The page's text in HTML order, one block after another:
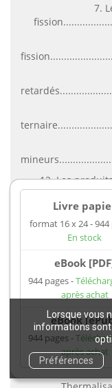
Lorsque vous
informations
Préférences
Livre
format 16 x 24 944
En stock
eBook
944 pages
après achat
eBook
944 pages
après achat
7.
12. Les
Annexe I :
Annexe III :
Annexe IV
10